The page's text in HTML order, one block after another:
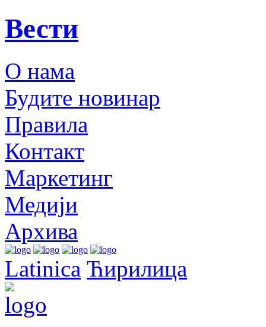
Вести
О нама
Будите новинар
Правила
Контакт
Маркетинг
Медији
Архива
Latinica Ћирилица